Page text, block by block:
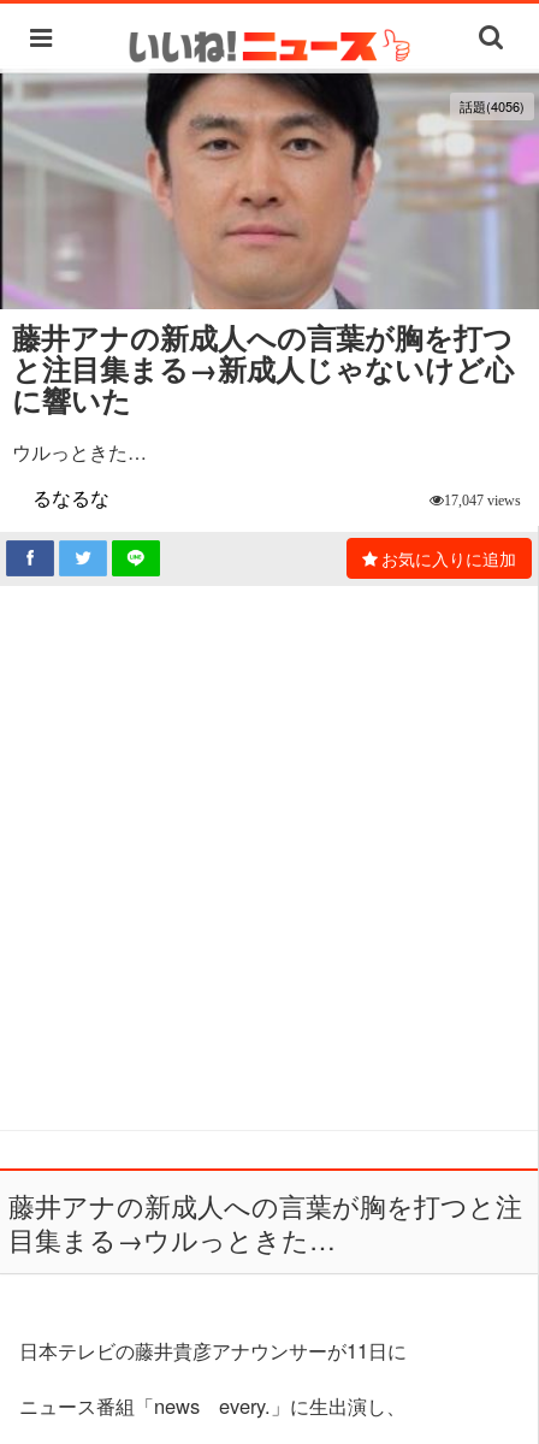
話題(4056)
藤井アナの新成人への言葉が胸を打つ
と注目集まる→新成人じゃないけど心
に響いた
ウルっときた…
るなるな
17,047 views
お気に入りに追加
藤井アナの新成人への言葉が胸を打つと注
目集まる→ウルっときた…
日本テレビの藤井貴彦アナウンサーが11日に
ニュース番組「news every.」に生出演し、